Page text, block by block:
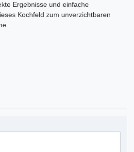
Ergebnisse und einfache
Kochfeld zum unverzichtbaren